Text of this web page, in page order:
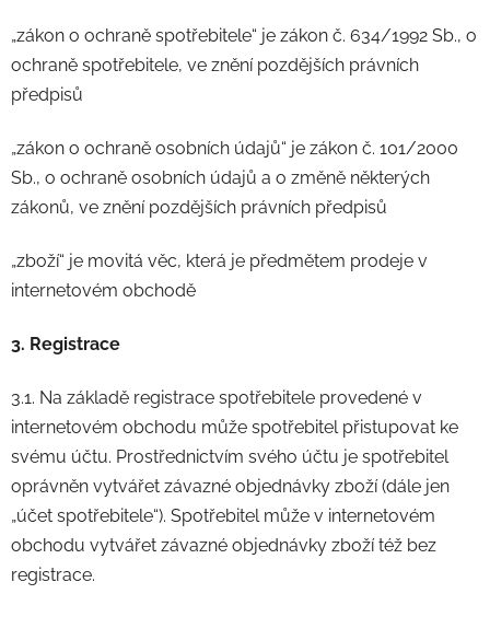
„zákon o ochraně spotřebitele“ je zákon č. 634/1992 Sb., o
ochraně spotřebitele, ve znění pozdějších právních
předpisů
„zákon o ochraně osobních údajů“ je zákon č. 101/2000
Sb., o ochraně osobních údajů a o změně některých
zákonů, ve znění pozdějších právních předpisů
„zboží“ je movitá věc, která je předmětem prodeje v
internetovém obchodě
3. Registrace
3.1. Na základě registrace spotřebitele provedené v
internetovém obchodu může spotřebitel přistupovat ke
svému účtu. Prostřednictvím svého účtu je spotřebitel
oprávněn vytvářet závazné objednávky zboží (dále jen
„účet spotřebitele“). Spotřebitel může v internetovém
obchodu vytvářet závazné objednávky zboží též bez
registrace.